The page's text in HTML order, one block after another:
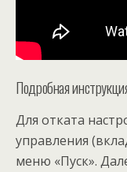
Подробная
Для отката
управления
меню «Пуск».